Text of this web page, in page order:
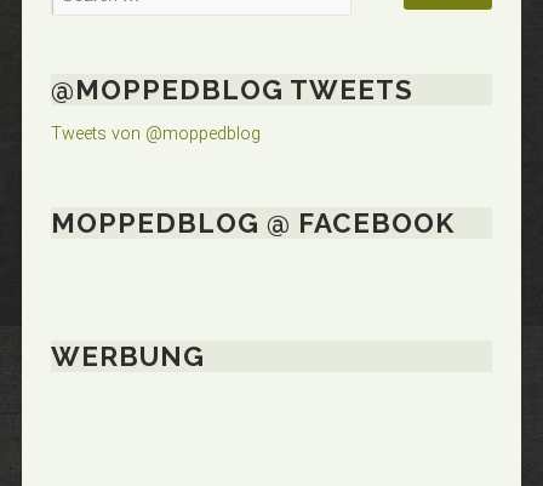
@MOPPEDBLOG TWEETS
Tweets von @moppedblog
MOPPEDBLOG @ FACEBOOK
WERBUNG